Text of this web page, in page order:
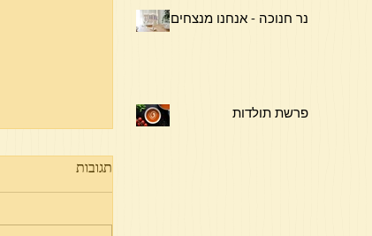
פרשת מטות
תגובות
נר חנוכה - אנחנו מנצחים !
פרשת תולדות